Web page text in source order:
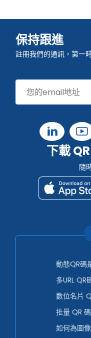
保持跟進
註冊我們的通訊，第一
下載
隨
動態QR碼
多URL QR
數位名片
批量 QR
如何為圖